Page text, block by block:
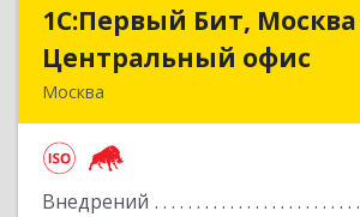
1С:Первый Бит, Москва
Центральный офис
Москва
Внедрений
1С:Первый